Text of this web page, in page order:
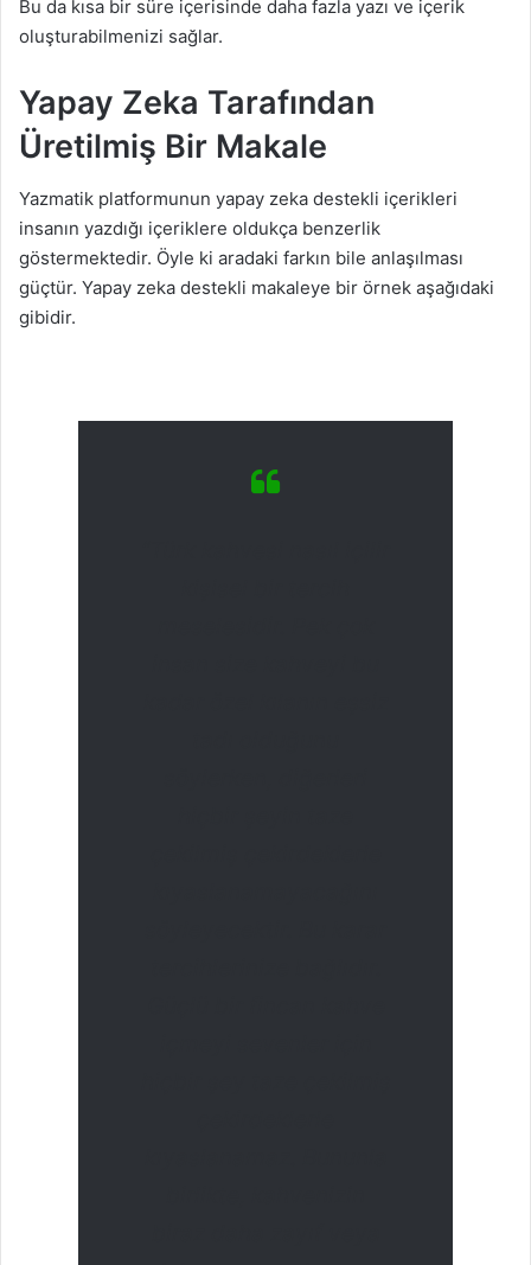
Bu da kısa bir süre içerisinde daha fazla yazı ve içerik
oluşturabilmenizi sağlar.
Yapay Zeka Tarafından
Üretilmiş Bir Makale
Yazmatik platformunun yapay zeka destekli içerikleri
insanın yazdığı içeriklere oldukça benzerlik
göstermektedir. Öyle ki aradaki farkın bile anlaşılması
güçtür. Yapay zeka destekli makaleye bir örnek aşağıdaki
gibidir.